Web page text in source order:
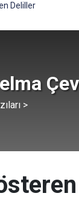
Deliller
>